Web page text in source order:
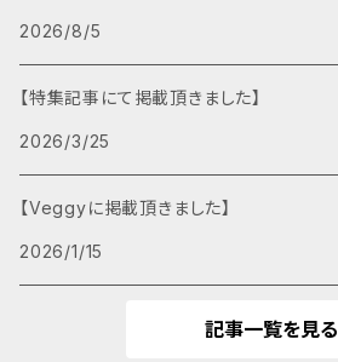
2026/8/5
【特集記事にて掲載頂きました】
2026/3/25
【Veggyに掲載頂きました】
2026/1/15
記事一覧を見る